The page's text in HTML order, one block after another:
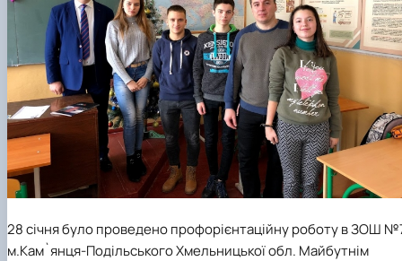
28 січня було проведено профорієнтаційну роботу в ЗОШ
м.Кам`янця-Подільського Хмельницької обл. Майбутнім